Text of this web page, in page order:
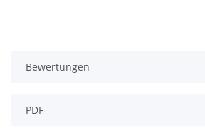
Bewertungen
PDF